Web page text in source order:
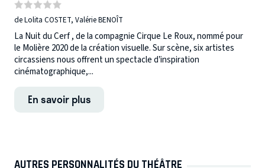
de Lolita COSTET, Valérie BENOÎT
La Nuit du Cerf , de la compagnie Cirque Le Roux, nommé pour
le Molière 2020 de la création visuelle. Sur scène, six artistes
circassiens nous offrent un spectacle d’inspiration
cinématographique,...
En savoir plus
AUTRES PERSONNALITÉS DU THÉÂTRE